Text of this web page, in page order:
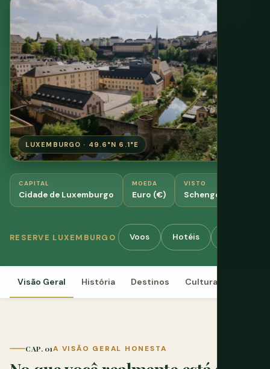
LUXEMBURGO · 49.6°N 6.1°E
CAPITAL
Cidade de Luxemburgo
MOEDA
Euro (€)
VISTO
Schengen, 90 dias
RESERVE LUXEMBURGO Voos Hotéis
Visão Geral História Destinos Cultura
CAP. 01A VISÃO GERAL HONESTA